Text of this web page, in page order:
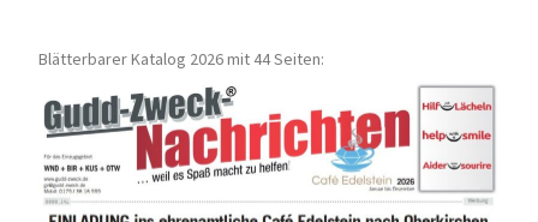
Blätterbarer Katalog 2026 mit 44 Seiten: